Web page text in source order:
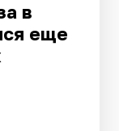
в
еще